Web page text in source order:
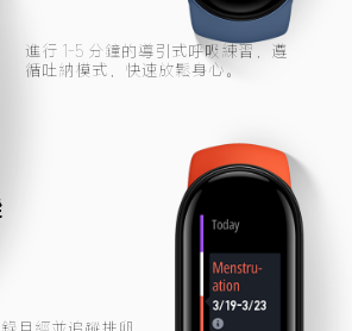
進行 1-5 分鐘的導引式呼吸練習，遵
循吐納模式，快速放鬆身心。